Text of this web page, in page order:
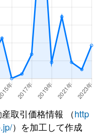
取引価格情報 （http
）を加工して作成